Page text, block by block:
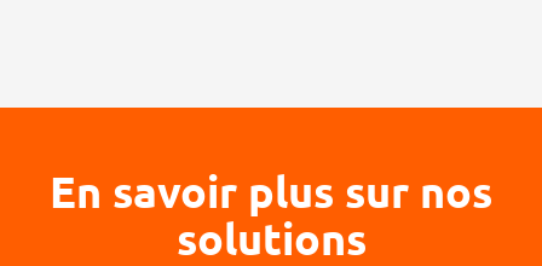
En savoir plus sur nos
solutions